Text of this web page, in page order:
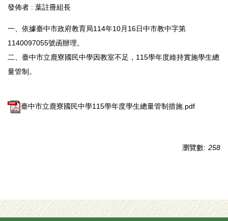
發佈者 : 葉註冊組長
一、依據臺中市政府教育局114年10月16日中市教中字第
1140097055號函辦理。
二、臺中市立鹿寮國民中學因教室不足，115學年度維持實施學生總
量管制。
臺中市立鹿寮國民中學115學年度學生總量管制措施.pdf
瀏覽數: 258